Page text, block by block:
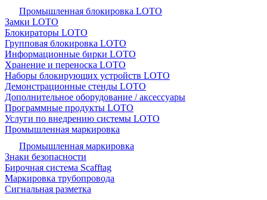
Промышленная блокировка LOTO
Замки LOTO
Блокираторы LOTO
Групповая блокировка LOTO
Информационные бирки LOTO
Хранение и переноска LOTO
Наборы блокирующих устройств LOTO
Демонстрационные стенды LOTO
Дополнительное оборудование / аксессуары
Программные продукты LOTO
Услуги по внедрению системы LOTO
Промышленная маркировка
Промышленная маркировка
Знаки безопасности
Бирочная система Scafftag
Маркировка трубопровода
Сигнальная разметка